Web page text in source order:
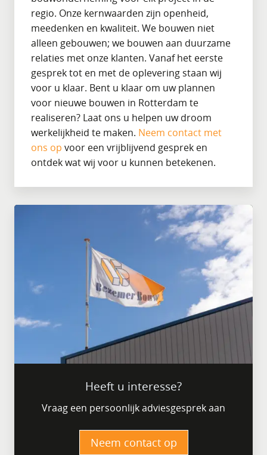
regio. Onze kernwaarden zijn openheid,
meedenken en kwaliteit. We bouwen niet
alleen gebouwen; we bouwen aan duurzame
relaties met onze klanten. Vanaf het eerste
gesprek tot en met de oplevering staan wij
voor u klaar. Bent u klaar om uw plannen
voor nieuwe bouwen in Rotterdam te
realiseren? Laat ons u helpen uw droom
werkelijkheid te maken. Neem contact met
ons op voor een vrijblijvend gesprek en
ontdek wat wij voor u kunnen betekenen.
Heeft u interesse?
Vraag een persoonlijk adviesgesprek aan
Neem contact op